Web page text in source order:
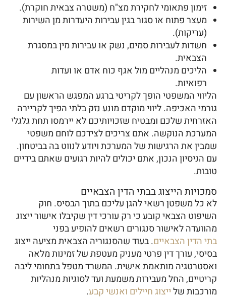
זימון פתאומי לחקירת מצ"ח (משטרה צבאית חוקרת).
מעצר פתוח או סגור בגין עבירות היעדרות מן השירות
(עריקות).
חשדות לעבירות סמים, נשק או עבירות מין במסגרת
הצבאית.
הליכים מנהליים מול אגף כוח אדם או ועדות
רפואיות.
הליווי המשפטי הופך לקריטי ברגע המפגש הראשון עם
גורמי האכיפה. ליווי מוקדם מונע נזק בלתי הפיך לקריירה
האזרחית שלכם ומבטיח שזכויותיכם לא יירמסו תחת גלגלי
המערכת הנוקשה. אתם צריכים לצידכם לוחם משפטי
שמבין את הרגישות של המערכת ויודע לנווט בה בביטחון.
עם הניסיון הנכון, אתם יכולים להיות רגועים שאתם בידיים
טובות.
סמכויות הייצוג בבתי הדין הצבאיים
לא כל משפטן רשאי להגן עליכם בתוך הבסיס. חוק
השיפוט הצבאי קובע כי רק עורכי דין שקיבלו אישור ייצוג
מהוועדה לאישור סנגורים רשאים להופיע בפני
בתי הדין הצבאיים. בעוד שהסנגוריה הצבאית מציעה ייצוג
בסיסי, עורך דין פרטי מעניק מעטפת של זמינות מלאה
ואסטרטגיה מותאמת אישית. המשרד מטפל בתחומי ליבה
קריטיים, החל מעבירות משמעת ועד לסוגיות מנהליות
מורכבות שלייצוג חיילים ואנשי קבע.